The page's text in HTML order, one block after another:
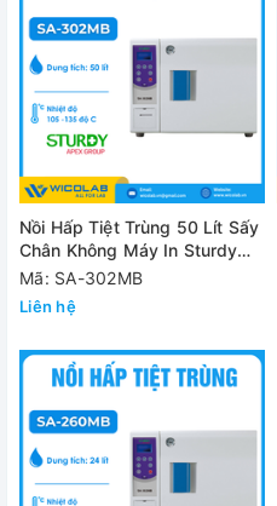
Nồi Hấp Tiệt Trùng 50 Lít Sấy
Chân Không Máy In Sturdy
SA-302MB
Mã: SA-302MB
Liên hệ